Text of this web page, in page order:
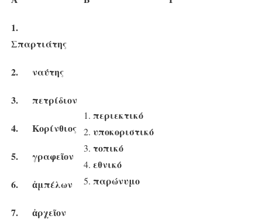
1.
Σπαρτιάτης
περιεκτικό
υποκοριστικό
τοπικό
εθνικό
παρώνυμο
2. ναύτης
3. πετρίδιον
4. Κορίνθιος
5. γραφεῖον
6. ἀμπέλων
7. ἀρχεῖον